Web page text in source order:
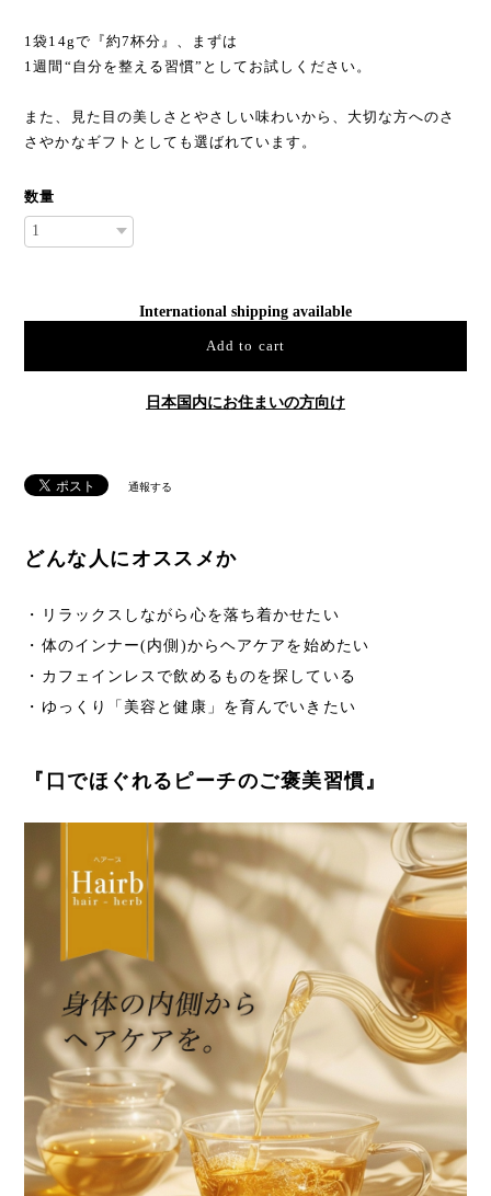
1袋14gで『約7杯分』、まずは
1週間“自分を整える習慣”としてお試しください。
また、見た目の美しさとやさしい味わいから、大切な方へのさ
さやかなギフトとしても選ばれています。
数量
International shipping available
Add to cart
日本国内にお住まいの方向け
通報する
どんな人にオススメか
・リラックスしながら心を落ち着かせたい
・体のインナー(内側)からヘアケアを始めたい
・カフェインレスで飲めるものを探している
・ゆっくり「美容と健康」を育んでいきたい
『口でほぐれるピーチのご褒美習慣』